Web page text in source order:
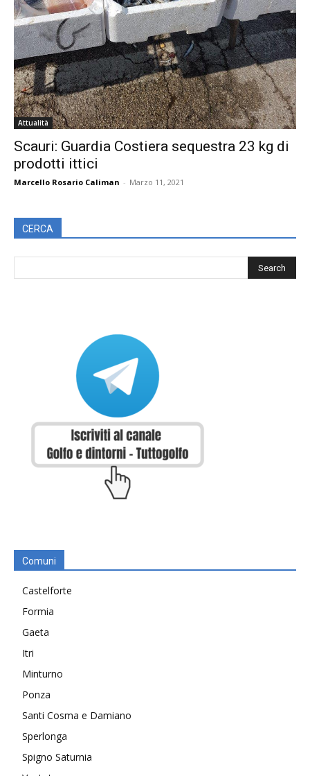
Attualità
Scauri: Guardia Costiera sequestra 23 kg di
prodotti ittici
Marcello Rosario Caliman - Marzo 11, 2021
CERCA
Comuni
Castelforte
Formia
Gaeta
Itri
Minturno
Ponza
Santi Cosma e Damiano
Sperlonga
Spigno Saturnia